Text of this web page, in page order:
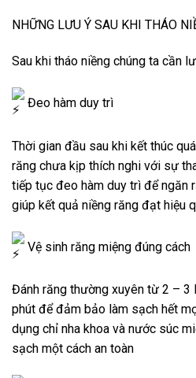
NHỮNG LƯU Ý SAU KHI THÁO
Sau khi tháo niềng chúng ta cần
Đeo hàm duy trì
Thời gian đầu sau khi kết thúc
răng chưa kịp thích nghi với sự
tiếp tục đeo hàm duy trì để ngăn
giúp kết quả niềng răng đạt hiệu
Vệ sinh răng miệng đúng cách
Đánh răng thường xuyên từ 2 – 3
phút để đảm bảo làm sạch hết
dụng chỉ nha khoa và nước súc
sạch một cách an toàn